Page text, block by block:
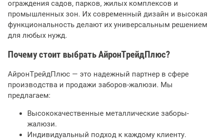
ограждения садов, парков, жилых комплексов и
промышленных зон. Их современный дизайн и высокая
функциональность делают их универсальным решением
для любых нужд.
Почему стоит выбрать АйронТрейдПлюс?
АйронТрейдПлюс — это надежный партнер в сфере
производства и продажи заборов-жалюзи. Мы
предлагаем:
Высококачественные металлические заборы-
жалюзи.
Индивидуальный подход к каждому клиенту.